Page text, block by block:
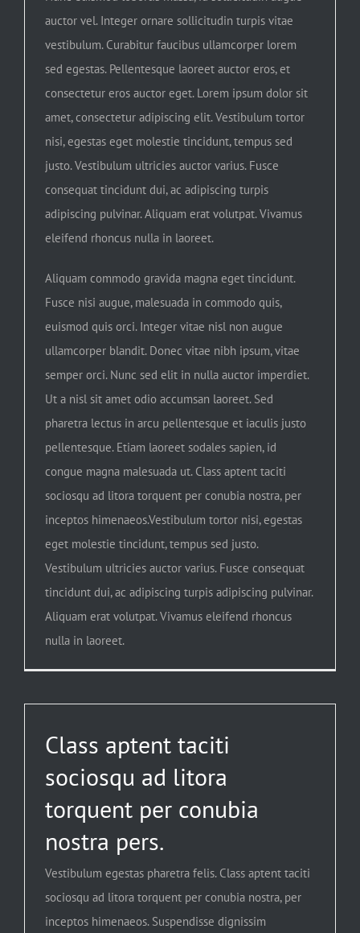
auctor vel. Integer ornare sollicitudin turpis vitae
vestibulum. Curabitur faucibus ullamcorper lorem
sed egestas. Pellentesque laoreet auctor eros, et
consectetur eros auctor eget. Lorem ipsum dolor sit
amet, consectetur adipiscing elit. Vestibulum tortor
nisi, egestas eget molestie tincidunt, tempus sed
justo. Vestibulum ultricies auctor varius. Fusce
consequat tincidunt dui, ac adipiscing turpis
adipiscing pulvinar. Aliquam erat volutpat. Vivamus
eleifend rhoncus nulla in laoreet.
Aliquam commodo gravida magna eget tincidunt.
Fusce nisi augue, malesuada in commodo quis,
euismod quis orci. Integer vitae nisl non augue
ullamcorper blandit. Donec vitae nibh ipsum, vitae
semper orci. Nunc sed elit in nulla auctor imperdiet.
Ut a nisl sit amet odio accumsan laoreet. Sed
pharetra lectus in arcu pellentesque et iaculis justo
pellentesque. Etiam laoreet sodales sapien, id
congue magna malesuada ut. Class aptent taciti
sociosqu ad litora torquent per conubia nostra, per
inceptos himenaeos.Vestibulum tortor nisi, egestas
eget molestie tincidunt, tempus sed justo.
Vestibulum ultricies auctor varius. Fusce consequat
tincidunt dui, ac adipiscing turpis adipiscing pulvinar.
Aliquam erat volutpat. Vivamus eleifend rhoncus
nulla in laoreet.
Class aptent taciti
sociosqu ad litora
torquent per conubia
nostra pers.
Vestibulum egestas pharetra felis. Class aptent taciti
sociosqu ad litora torquent per conubia nostra, per
inceptos himenaeos. Suspendisse dignissim